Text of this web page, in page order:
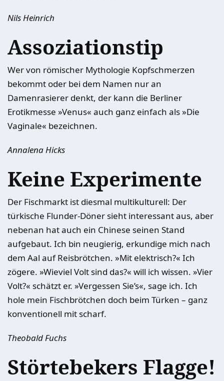
Nils Heinrich
Assoziationstip
Wer von römischer Mythologie Kopfschmerzen
bekommt oder bei dem Namen nur an
Damenrasierer denkt, der kann die Berliner
Erotikmesse »Venus« auch ganz einfach als »Die
Vaginale« bezeichnen.
Annalena Hicks
Keine Experimente
Der Fischmarkt ist diesmal multikulturell: Der
türkische Flunder-Döner sieht interessant aus, aber
nebenan hat auch ein Chinese seinen Stand
aufgebaut. Ich bin neugierig, erkundige mich nach
dem Aal auf Reisbrötchen. »Mit elektrisch?« Ich
zögere. »Wieviel Volt sind das?« will ich wissen. »Vier
Volt?« schätzt er. »Vergessen Sie’s«, sage ich. Ich
hole mein Fischbrötchen doch beim Türken – ganz
konventionell mit scharf.
Theobald Fuchs
Störtebekers Flagge!